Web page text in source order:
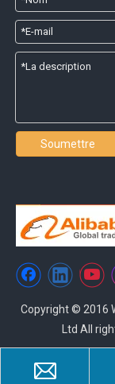
Soumettre
Copyright © 2016
Ltd All